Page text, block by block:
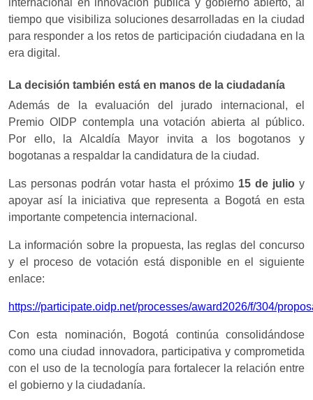
internacional en innovación pública y gobierno abierto, al
tiempo que visibiliza soluciones desarrolladas en la ciudad
para responder a los retos de participación ciudadana en la
era digital.
La decisión también está en manos de la ciudadanía
Además de la evaluación del jurado internacional, el
Premio OIDP contempla una votación abierta al público.
Por ello, la Alcaldía Mayor invita a los bogotanos y
bogotanas a respaldar la candidatura de la ciudad.
Las personas podrán votar hasta el próximo 15 de julioy
apoyar así la iniciativa que representa a Bogotá en esta
importante competencia internacional.
La información sobre la propuesta, las reglas del concurso
y el proceso de votación está disponible en el siguiente
enlace:
https://participate.oidp.net/processes/award2026/f/304/
Con esta nominación, Bogotá continúa consolidándose
como una ciudad innovadora, participativa y comprometida
con el uso de la tecnología para fortalecer la relación entre
el gobierno y la ciudadanía.